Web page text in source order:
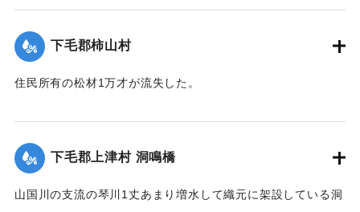
｜固有コード:
下毛郡柿山村
住民所有の松材1万才が流失した。
｜固有コード:00275069
下毛郡上津村 洞鳴橋
山国川の支流の琴川1丈あまり増水して織元に架設している洞